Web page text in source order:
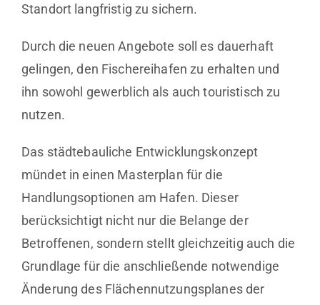
Standort langfristig zu sichern.
Durch die neuen Angebote soll es dauerhaft
gelingen, den Fischereihafen zu erhalten und
ihn sowohl gewerblich als auch touristisch zu
nutzen.
Das städtebauliche Entwicklungskonzept
mündet in einen Masterplan für die
Handlungsoptionen am Hafen. Dieser
berücksichtigt nicht nur die Belange der
Betroffenen, sondern stellt gleichzeitig auch die
Grundlage für die anschließende notwendige
Änderung des Flächennutzungsplanes der